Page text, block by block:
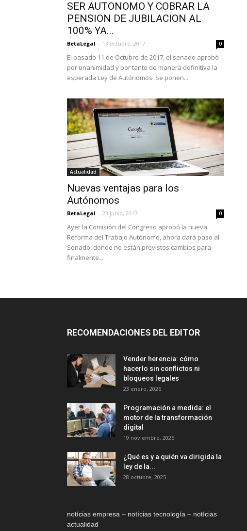
SER AUTONOMO Y COBRAR LA
PENSION DE JUBILACION AL
100% YA...
BetaLegal - 13 octubre, 2017 0
El pasado 11 de Octubre de 2017, el senado aprobó
por unanimidad y por tanto de manera definitiva la
esperada Ley de Autónomos. Se ponen...
Actualidad
Nuevas ventajas para los
Autónomos
BetaLegal - 23 junio, 2017 0
Ayer la Comisión del Congreso aprobó la nueva
Reforma del Trabajo Autónomo, ahora dará paso al
Senado, donde no están previstos cambios para
finalmente...
RECOMENDACIONES DEL EDITOR
Vender herencia: cómo
hacerlo sin conflictos ni
bloqueos legales
23 enero, 2026
Programación a medida: el
motor de la transformación
digital
19 noviembre, 2025
¿Qué es y a quién va dirigida la
ley de la...
28 octubre, 2025
notícias empresa – notícias tecnología – notícias
actualidad